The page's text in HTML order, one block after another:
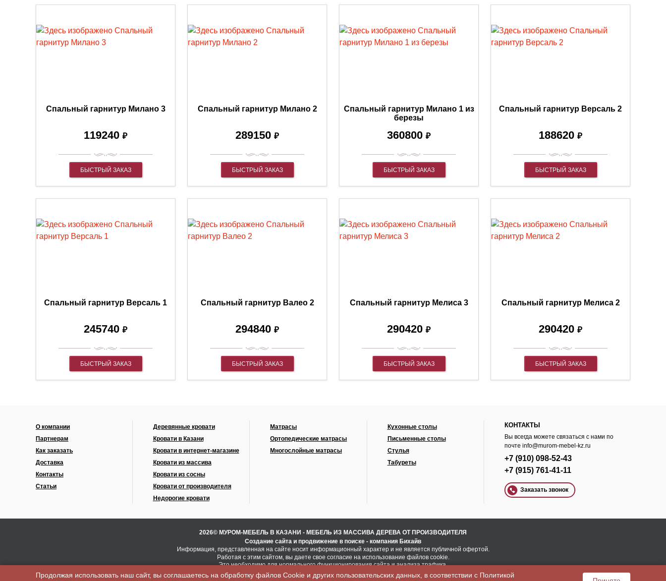
Спальный гарнитур Милано 3
119240 ₽
БЫСТРЫЙ ЗАКАЗ
Спальный гарнитур Милано 2
289150 ₽
БЫСТРЫЙ ЗАКАЗ
Спальный гарнитур Милано 1 из
березы
360800 ₽
БЫСТРЫЙ ЗАКАЗ
Спальный гарнитур Версаль 2
188620 ₽
БЫСТРЫЙ ЗАКАЗ
Спальный гарнитур Версаль 1
245740 ₽
БЫСТРЫЙ ЗАКАЗ
Спальный гарнитур Валео 2
294840 ₽
БЫСТРЫЙ ЗАКАЗ
Спальный гарнитур Мелиса 3
290420 ₽
БЫСТРЫЙ ЗАКАЗ
Спальный гарнитур Мелиса 2
290420 ₽
БЫСТРЫЙ ЗАКАЗ
О компании
Партнерам
Как заказать
Доставка
Контакты
Статьи
Деревянные кровати
Кровати в Казани
Кровати в интернет-магазине
Кровати из массива
Кровати из сосны
Кровати от производителя
Недорогие кровати
Матрасы
Ортопедические матрасы
Многослойные матрасы
Кухонные столы
Письменные столы
Стулья
Табуреты
КОНТАКТЫ
Вы всегда можете связаться с нами по
почте info@murom-mebel-kz.ru
+7 (910) 098-52-43
+7 (915) 761-41-11
Заказать звонок
2026© МУРОМ-МЕБЕЛЬ В КАЗАНИ - МЕБЕЛЬ ИЗ МАССИВА ДЕРЕВА ОТ ПРОИЗВОДИТЕЛЯ
Создание сайта и продвижение в поиске - компания Бихайв
Информация, представленная на сайте носит информационный характер и не является публичной офертой.
Работая с этим сайтом, вы даете свое согласие на использование файлов cookie.
Это необходимо для нормального функционирования сайта и анализа трафика.
Политика конфиденциальности
Продолжая использовать наш сайт, вы соглашаетесь на обработку файлов Сookie и других пользовательских данных, в соответствии с Политикой